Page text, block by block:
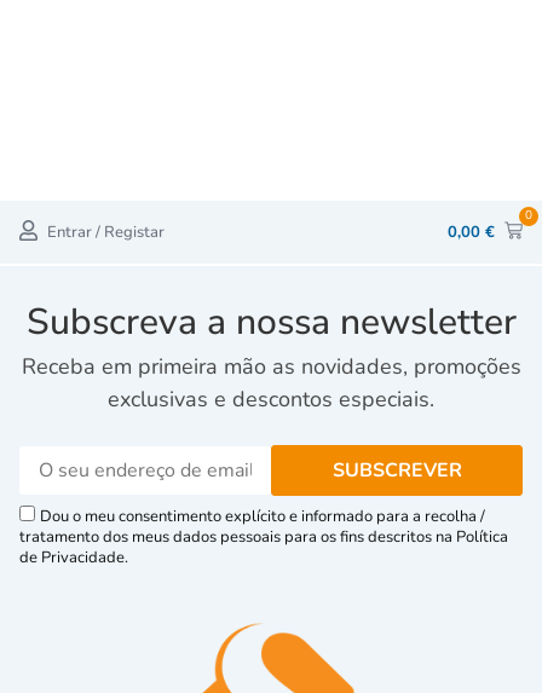
Entrar / Registar 0,00 €
0
Subscreva a nossa newsletter
Receba em primeira mão as novidades, promoções
exclusivas e descontos especiais.
Dou o meu consentimento explícito e informado para a recolha /
tratamento dos meus dados pessoais para os fins descritos na Política
de Privacidade.